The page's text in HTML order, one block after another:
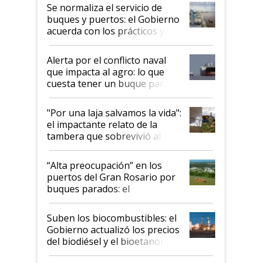
Se normaliza el servicio de
buques y puertos: el Gobierno
acuerda con los prácticos y
suspende el decreto de
desregulación
Alerta por el conflicto naval
que impacta al agro: lo que
cuesta tener un buque parado
y el peligro de que Argentina
pase a ser "país sucio"
"Por una laja salvamos la vida":
el impactante relato de la
tambera que sobrevivió al
tornado
“Alta preocupación” en los
puertos del Gran Rosario por
buques parados: el
funcionamiento de las
exportadoras en tensión tras
la medida de fuerza de los
prácticos
Suben los biocombustibles: el
Gobierno actualizó los precios
del biodiésel y el bioetanol